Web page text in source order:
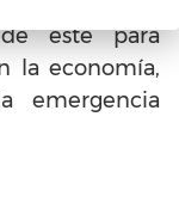
este para
la economía,
emergencia